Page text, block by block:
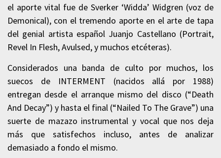
el aporte vital fue de Sverker ‘Widda’ Widgren (voz de
Demonical), con el tremendo aporte en el arte de tapa
del genial artista español Juanjo Castellano (Portrait,
Revel In Flesh, Avulsed, y muchos etcéteras).
Considerados una banda de culto por muchos, los
suecos de INTERMENT (nacidos allá por 1988)
entregan desde el arranque mismo del disco (“Death
And Decay”) y hasta el final (“Nailed To The Grave”) una
suerte de mazazo instrumental y vocal que nos deja
más que satisfechos incluso, antes de analizar
demasiado a fondo el mismo.